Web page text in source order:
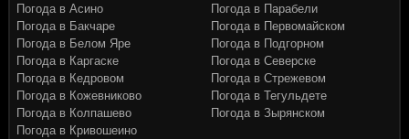
Погода в Асино
Погода в Бакчаре
Погода в Белом Яре
Погода в Каргаске
Погода в Кедровом
Погода в Кожевниково
Погода в Колпашево
Погода в Кривошеино
Погода в Парабели
Погода в Первомайском
Погода в Подгорном
Погода в Северске
Погода в Стрежевом
Погода в Тегульдете
Погода в Зырянском